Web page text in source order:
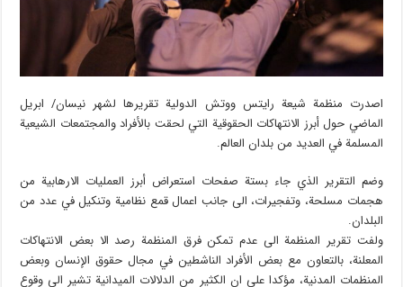
اصدرت منظمة شيعة رايتس ووتش الدولية تقريرها لشهر نيسان/ ابريل
الماضي حول أبرز الانتهاكات الحقوقية التي لحقت بالأفراد والمجتمعات الشيعية
المسلمة في العديد من بلدان العالم.
وضم التقرير الذي جاء بستة صفحات استعراض أبرز العمليات الارهابية من
هجمات مسلحة، وتفجيرات، الى جانب اعمال قمع نظامية وتنكيل في عدد من
البلدان.
ولفت تقرير المنظمة الى عدم تمكن فرق المنظمة رصد الا بعض الانتهاكات
المعلنة، بالتعاون مع بعض الأفراد الناشطين في مجال حقوق الإنسان وبعض
المنظمات المدنية، مؤكدا على ان الكثير من الدلالات الميدانية تشير الى وقوع